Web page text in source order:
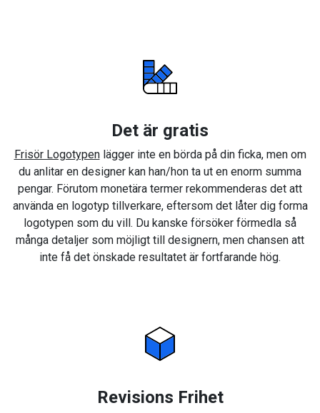
Det är gratis
Frisör Logotypenlägger inte en börda på din ficka, men om
du anlitar en designer kan han/hon ta ut en enorm summa
pengar. Förutom monetära termer rekommenderas det att
använda en logotyp tillverkare, eftersom det låter dig forma
logotypen som du vill. Du kanske försöker förmedla så
många detaljer som möjligt till designern, men chansen att
inte få det önskade resultatet är fortfarande hög.
Revisions Frihet